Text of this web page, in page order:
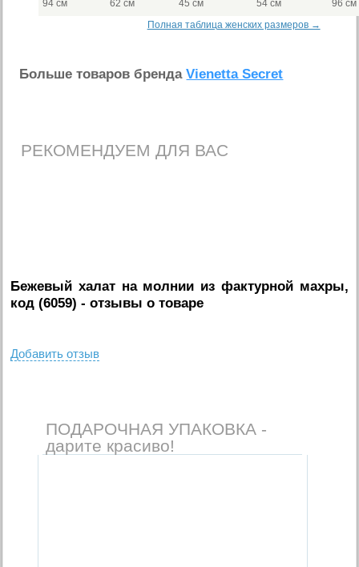
94 см 62 см 45 см 54 см
96 см
Полная таблица женских размеров →
Больше товаров брендаVienetta Secret
РЕКОМЕНДУЕМ ДЛЯ ВАС
Бежевый халат на молнии из фактурной махры,
код (6059) - отзывы о товаре
Добавить отзыв
ПОДАРОЧНАЯ УПАКОВКА -
дарите красиво!